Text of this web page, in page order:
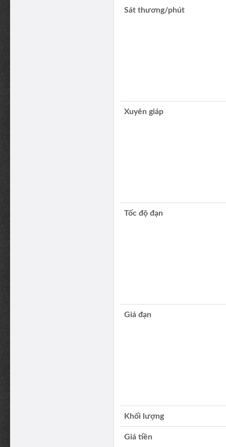
Sát thương/phút
Xuyên giáp
Tốc độ đạn
Giá đạn
Khối lượng
Giá tiền